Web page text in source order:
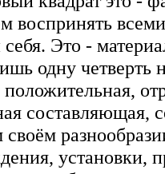
воспринять
Это -
одну
положительная,
установки,